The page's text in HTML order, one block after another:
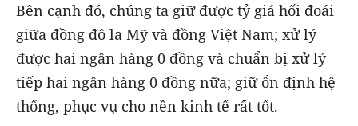
Bên cạnh đó, chúng ta giữ được tỷ giá hối đoái
giữa đồng đô la Mỹ và đồng Việt Nam; xử lý
được hai ngân hàng 0 đồng và chuẩn bị xử lý
tiếp hai ngân hàng 0 đồng nữa; giữ ổn định hệ
thống, phục vụ cho nền kinh tế rất tốt.